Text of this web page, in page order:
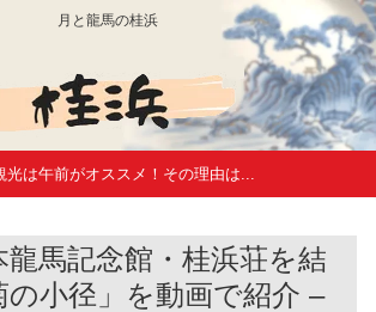
月と龍馬の桂浜
光は午前がオススメ！その理由は...
馬記念館・桂浜荘を結
の小径」を動画で紹介 –